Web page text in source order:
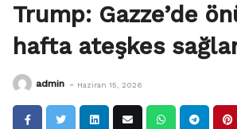
Trump: Gazze’de
hafta ateşkes
admin - Haziran 15, 2026